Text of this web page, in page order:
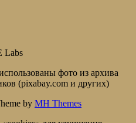
Labs
фото из архива
(pixabay.com и других)
by MH Themes